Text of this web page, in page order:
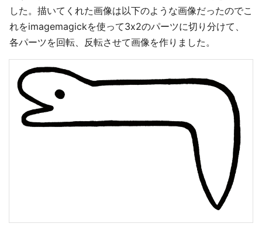
した。描いてくれた画像は以下のような画像だったのでこ
れをimagemagickを使って3x2のパーツに切り分けて、
各パーツを回転、反転させて画像を作りました。